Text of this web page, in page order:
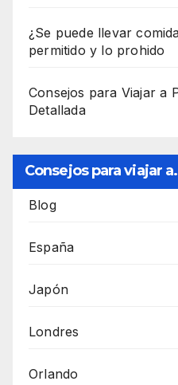
¿Se puede llevar
permitido y lo prohido
Consejos para Viajar a
Detallada
Consejos para viajar
Blog
España
Japón
Londres
Orlando